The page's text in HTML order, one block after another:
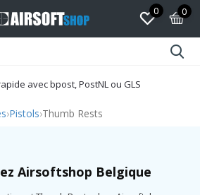
0 0
avec bpost, PostNL ou GLS
›Pistols›Thumb Rests
Airsoftshop Belgique